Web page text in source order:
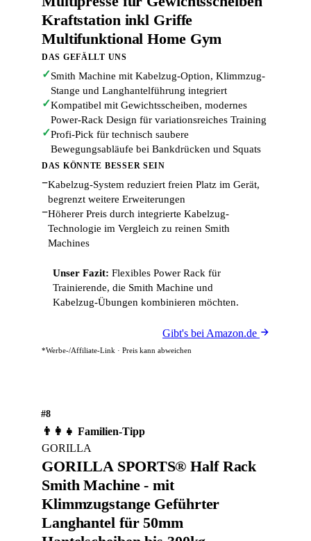
Kraftstation inkl Griffe
Multifunktional Home Gym
DAS GEFÄLLT UNS
✓Smith Machine mit Kabelzug-Option, Klimmzug-
Stange und Langhantelführung integriert
✓Kompatibel mit Gewichtsscheiben, modernes
Power-Rack Design für variationsreiches Training
✓Profi-Pick für technisch saubere
Bewegungsabläufe bei Bankdrücken und Squats
DAS KÖNNTE BESSER SEIN
−Kabelzug-System reduziert freien Platz im Gerät,
begrenzt weitere Erweiterungen
−Höherer Preis durch integrierte Kabelzug-
Technologie im Vergleich zu reinen Smith
Machines
Unser Fazit: Flexibles Power Rack für
Trainierende, die Smith Machine und
Kabelzug-Übungen kombinieren möchten.
Gibt's bei Amazon.de
*Werbe-/Affiliate-Link · Preis kann abweichen
#8
👨‍👩‍👧 Familien-Tipp
GORILLA
GORILLA SPORTS® Half Rack
Smith Machine - mit
Klimmzugstange Geführter
Langhantel für 50mm